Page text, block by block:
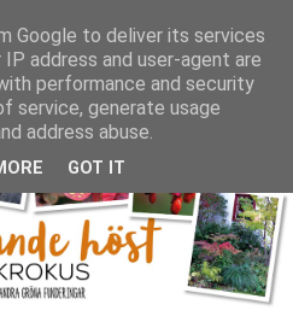
Google to deliver its services
address and user-agent are
performance and security
service, generate usage
address abuse.
GOT IT